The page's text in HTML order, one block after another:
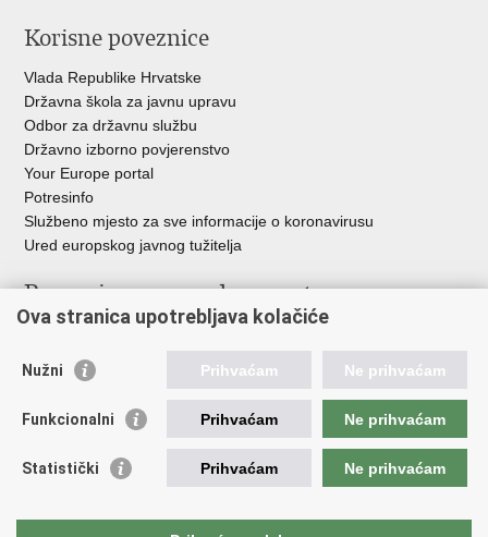
Korisne poveznice
Vlada Republike Hrvatske
Državna škola za javnu upravu
Odbor za državnu službu
Državno izborno povjerenstvo
Your Europe portal
Potresinfo
Službeno mjesto za sve informacije o koronavirusu
Ured europskog javnog tužitelja
Poveznice pravosudnog sustava
Državno odvjetništvo
Ured za suzbijanje korupcije i organiziranog kriminaliteta
Državnoodvjetničko vijeće
Hrvatska odvjetnička komora
Europski pravosudni portal
Ova stranica upotrebljava kolačiće
Nužni Prihvaćam Ne prihvaćam
Funkcionalni Prihvaćam Ne prihvaćam
Statistički Prihvaćam Ne prihvaćam